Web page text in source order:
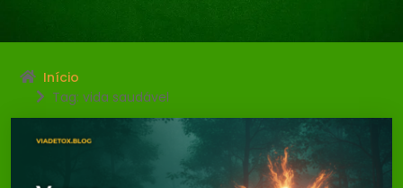
Início
Tag: vida saudável